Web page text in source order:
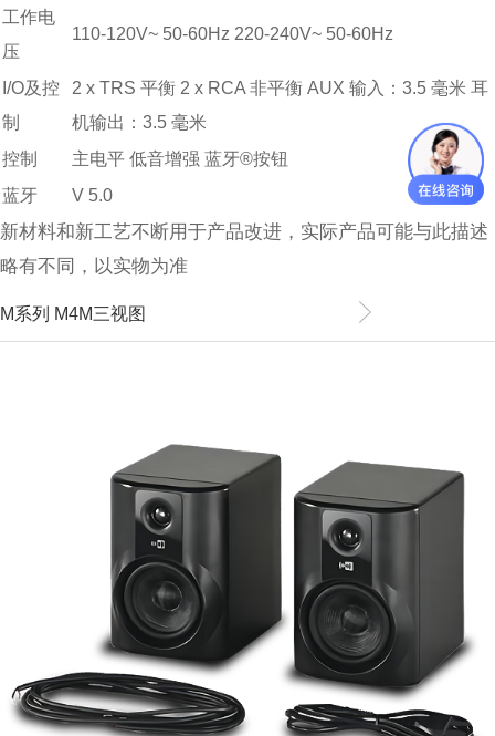
工作电
压
110-120V~ 50-60Hz 220-240V~ 50-60Hz
I/O及控
制
2 x TRS 平衡 2 x RCA 非平衡 AUX 输入：3.5 毫米 耳
机输出：3.5 毫米
控制
主电平 低音增强 蓝牙®按钮
蓝牙
V 5.0
新材料和新工艺不断用于产品改进，实际产品可能与此描述
略有不同，以实物为准
M系列 M4M三视图